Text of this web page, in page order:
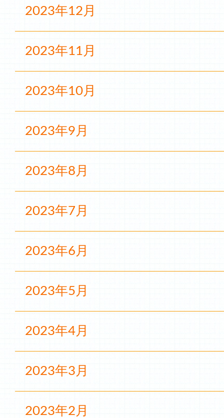
2023年12月
2023年11月
2023年10月
2023年9月
2023年8月
2023年7月
2023年6月
2023年5月
2023年4月
2023年3月
2023年2月